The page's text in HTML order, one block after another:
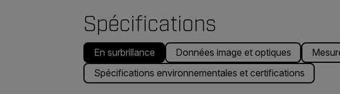
Spécifications
En surbrillance Données image et optiques
Spécifications environnementales et certifications